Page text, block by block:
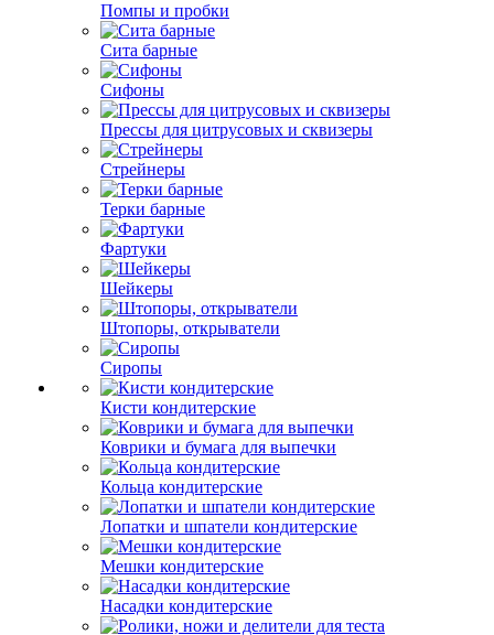
Помпы и пробки
Сита барные
Сифоны
Прессы для цитрусовых и сквизеры
Стрейнеры
Терки барные
Фартуки
Шейкеры
Штопоры, открыватели
Сиропы
Кисти кондитерские
Коврики и бумага для выпечки
Кольца кондитерские
Лопатки и шпатели кондитерские
Мешки кондитерские
Насадки кондитерские